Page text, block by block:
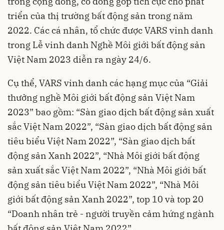
triển của thị trường bất động sản trong năm
2022. Các cá nhân, tổ chức được VARS vinh danh
trong Lễ vinh danh Nghề Môi giới bất động sản
Việt Nam 2023 diễn ra ngày 24/6.
Cụ thể, VARS vinh danh các hạng mục của “Giải
thưởng nghề Môi giới bất động sản Việt Nam
2023” bao gồm: “Sàn giao dịch bất động sản xuất
sắc Việt Nam 2022”, “Sàn giao dịch bất động sản
tiêu biểu Việt Nam 2022”, “Sàn giao dịch bất
động sản Xanh 2022”, “Nhà Môi giới bất động
sản xuất sắc Việt Nam 2022”, “Nhà Môi giới bất
động sản tiêu biểu Việt Nam 2022”, “Nhà Môi
giới bất động sản Xanh 2022”, top 10 và top 20
“Doanh nhân trẻ - người truyền cảm hứng ngành